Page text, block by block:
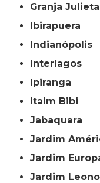
Granja Julieta
Ibirapuera
Indianópolis
Interlagos
Ipiranga
Itaim Bibi
Jabaquara
Jardim
Jardim
Jardim